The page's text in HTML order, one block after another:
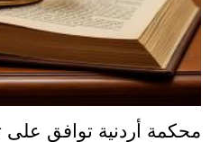
محكمة أردنية توافق على